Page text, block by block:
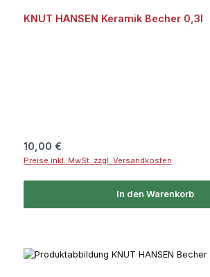
KNUT HANSEN Keramik Becher 0,3l
Regulärer Preis:
10,00 €
Preise inkl. MwSt. zzgl. Versandkosten
In den Warenkorb